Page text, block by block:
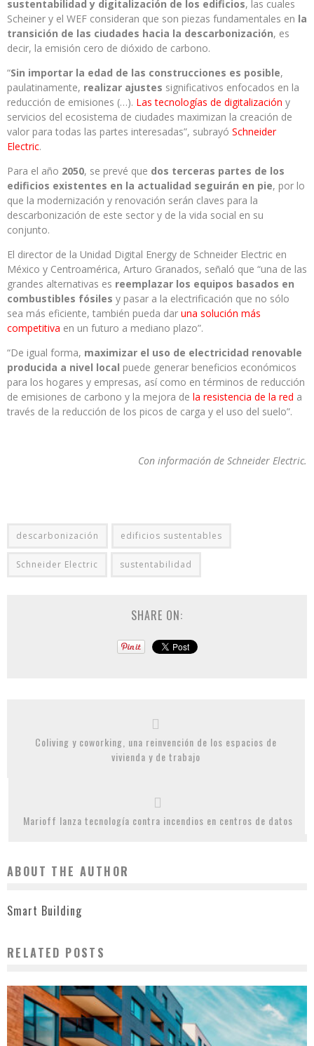
sustentabilidad y digitalización de los edificios, las cuales
Scheiner y el WEF consideran que son piezas fundamentales en la
transición de las ciudades hacia la descarbonización, es
decir, la emisión cero de dióxido de carbono.
“Sin importar la edad de las construcciones es posible,
paulatinamente, realizar ajustes significativos enfocados en la
reducción de emisiones (…). Las tecnologías de digitalización y
servicios del ecosistema de ciudades maximizan la creación de
valor para todas las partes interesadas”, subrayó Schneider
Electric.
Para el año 2050, se prevé que dos terceras partes de los
edificios existentes en la actualidad seguirán en pie, por lo
que la modernización y renovación serán claves para la
descarbonización de este sector y de la vida social en su
conjunto.
El director de la Unidad Digital Energy de Schneider Electric en
México y Centroamérica, Arturo Granados, señaló que “una de las
grandes alternativas es reemplazar los equipos basados en
combustibles fósiles y pasar a la electrificación que no sólo
sea más eficiente, también pueda dar una solución más
competitiva en un futuro a mediano plazo”.
“De igual forma, maximizar el uso de electricidad renovable
producida a nivel local puede generar beneficios económicos
para los hogares y empresas, así como en términos de reducción
de emisiones de carbono y la mejora de la resistencia de la red a
través de la reducción de los picos de carga y el uso del suelo”.
Con información de Schneider Electric.
descarbonización edificios sustentables
Schneider Electric sustentabilidad
SHARE ON:
Coliving y coworking, una reinvención de los espacios de
vivienda y de trabajo
Marioff lanza tecnología contra incendios en centros de datos
ABOUT THE AUTHOR
Smart Building
RELATED POSTS